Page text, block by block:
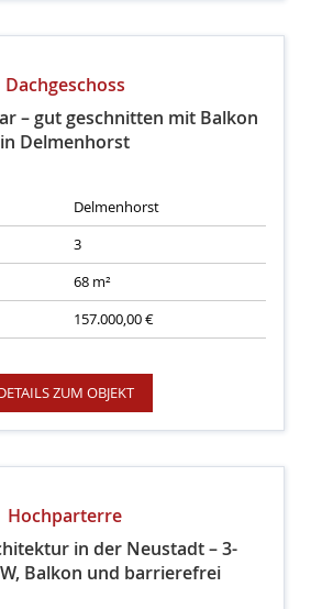
Dachgeschoss
– gut geschnitten mit Balkon
in Delmenhorst
Delmenhorst
3
68 m²
157.000,00 €
ZUM OBJEKT
Hochparterre
in der Neustadt – 3-
Balkon und barrierefrei